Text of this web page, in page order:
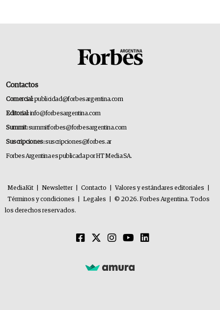
Contactos
Comercial:publicidad@forbesargentina.com
Editorial:info@forbesargentina.com
Summit:summitforbes@forbesargentina.com
Suscripciones:suscripciones@forbes.ar
Forbes Argentina es publicada por HT Media SA.
MediaKit Newsletter Contacto Valores y estándares editoriales
Términos y condiciones
Legales
© 2026. Forbes Argentina. Todos
los derechos reservados.